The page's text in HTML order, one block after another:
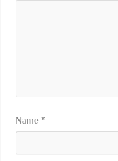
Name*